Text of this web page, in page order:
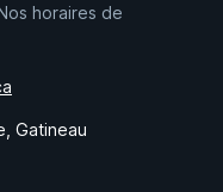
horaires de
Gatineau